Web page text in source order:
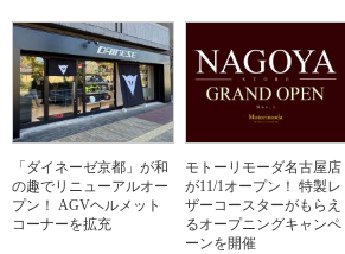
「ダイネーゼ京都」が和
の趣でリニューアルオー
プン！ AGVヘルメット
コーナーを拡充
モトーリモーダ名古屋店
が11/1オープン！ 特製レ
ザーコースターがもらえ
るオープニングキャンペ
ーンを開催